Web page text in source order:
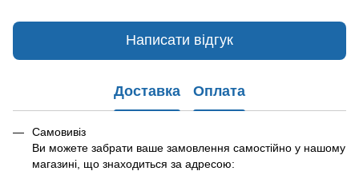
Написати відгук
Доставка Оплата
Самовивіз
Ви можете забрати ваше замовлення самостійно у нашому
магазині, що знаходиться за адресою: